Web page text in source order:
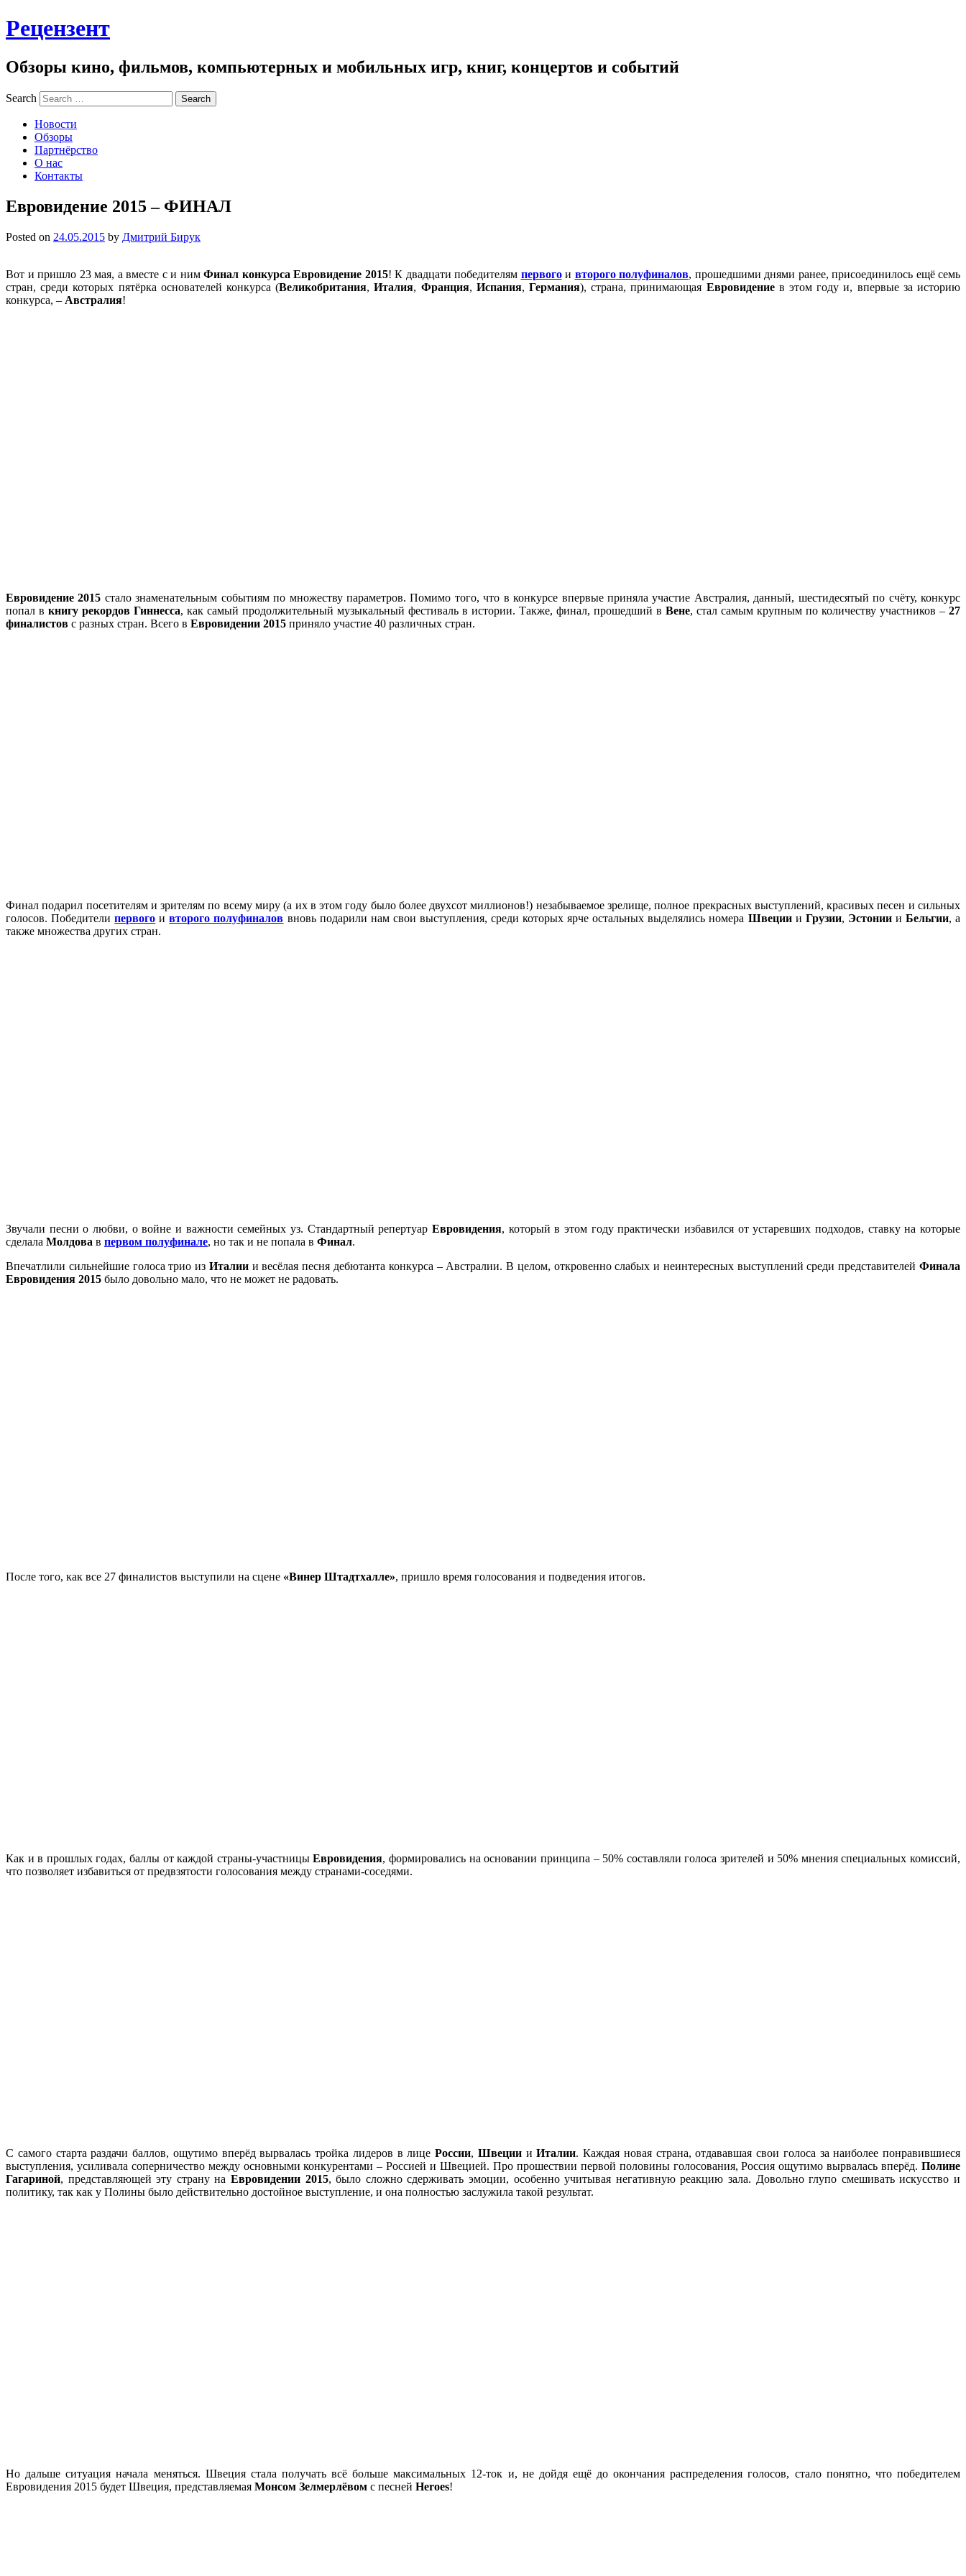
Рецензент
Обзоры кино, фильмов, компьютерных и мобильных игр, книг, концертов и событий
Search
Новости
Обзоры
Партнёрство
О нас
Контакты
Евровидение 2015 – ФИНАЛ
Posted on 24.05.2015 by Дмитрий Бирук
Вот и пришло 23 мая, а вместе с и ним Финал конкурса Евровидение 2015! К двадцати победителям первогои второго полуфиналов, прошедшими днями ранее, присоединилось ещё семь
стран, среди которых пятёрка основателей конкурса (Великобритания,Италия, Франция, Испания,Германия), страна, принимающая Евровидениев этом году и, впервые за историю
конкурса, – Австралия!
Евровидение 2015 стало знаменательным событиям по множеству параметров. Помимо того, что в конкурсе впервые приняла участие Австралия, данный, шестидесятый по счёту, конкурс
попал в книгу рекордов Гиннесса, как самый продолжительный музыкальный фестиваль в истории. Также, финал, прошедший в Вене, стал самым крупным по количеству участников – 27
финалистов с разных стран. Всего в Евровидении 2015 приняло участие 40 различных стран.
Финал подарил посетителям и зрителям по всему миру (а их в этом году было более двухсот миллионов!) незабываемое зрелище, полное прекрасных выступлений, красивых песен и сильных
голосов. Победителипервого ивторого полуфиналов вновь подарили нам свои выступления, среди которых ярче остальных выделялись номера Швециии Грузии, Эстониии Бельгии, а
также множества других стран.
Звучали песни о любви, о войне и важности семейных уз. Стандартный репертуар Евровидения, который в этом году практически избавился от устаревших подходов, ставку на которые
сделала Молдова в первом полуфинале, но так и не попала в Финал.
Впечатлили сильнейшие голоса трио из Италиии весёлая песня дебютанта конкурса – Австралии. В целом, откровенно слабых и неинтересных выступлений среди представителейФинала
Евровидения 2015 было довольно мало, что не может не радовать.
После того, как все 27 финалистов выступили на сцене «Винер Штадтхалле», пришло время голосования и подведения итогов.
Как и в прошлых годах, баллы от каждой страны-участницыЕвровидения, формировались на основании принципа – 50% составляли голоса зрителей и 50% мнения специальных комиссий,
что позволяет избавиться от предвзятости голосования между странами-соседями.
С самого старта раздачи баллов, ощутимо вперёд вырвалась тройка лидеров в лице России, ШвециииИталии. Каждая новая страна, отдававшая свои голоса за наиболее понравившиеся
выступления, усиливала соперничество между основными конкурентами – Россией и Швецией. Про прошествии первой половины голосования, Россия ощутимо вырвалась вперёд. Полине
Гагариной, представляющей эту страну на Евровидении 2015, было сложно сдерживать эмоции, особенно учитывая негативную реакцию зала. Довольно глупо смешивать искусство и
политику, так как у Полины было действительно достойное выступление, и она полностью заслужила такой результат.
Но дальше ситуация начала меняться. Швеция стала получать всё больше максимальных 12-ток и, не дойдя ещё до окончания распределения голосов, стало понятно, что победителем
Евровидения 2015 будет Швеция, представляемая Монсом Зелмерлёвом с песней Heroes!